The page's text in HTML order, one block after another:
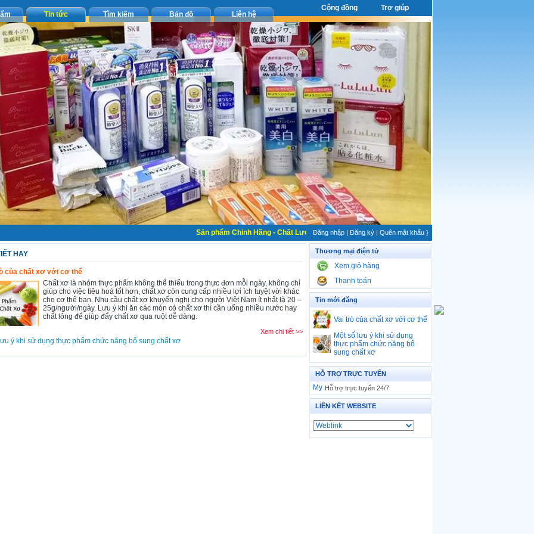
Cộng đồng Trợ giúp
Tin tức Tìm kiếm Bản đồ Liên hệ
Sản phẩm Chinh Hãng - Chất Lượng, Dịch vụ Uy Tín - Chuyên nghiệp
Đăng nhập | Đăng ký | Quên mật khẩu }
HAY
của chất xơ với cơ thể
Chất xơ là nhóm thực phẩm không thể thiếu trong thực đơn mỗi ngày, không chỉ
giúp cho việc tiêu hoá tốt hơn, chất xơ còn cung cấp nhiều lợi ích tuyệt vời khác
cho cơ thể bạn. Nhu cầu chất xơ khuyến nghị cho người Việt Nam ít nhất là 20 –
25g/người/ngày. Lưu ý khi ăn các món có chất xơ thì cần uống nhiều nước hay
chất lỏng để giúp đẩy chất xơ qua ruột dễ dàng.
Xem chi tiết >>
ý khi sử dụng thực phẩm chức năng bổ sung chất xơ
Thương mại điện tử
Xem giỏ hàng
Thanh toán
Tin mới đăng
Vai trò của chất xơ với cơ thể
Một số lưu ý khi sử dụng
thực phẩm chức năng bổ
sung chất xơ
HỖ TRỢ TRỰC TUYẾN
Hỗ trợ trực tuyến 24/7
LIÊN KẾT WEBSITE